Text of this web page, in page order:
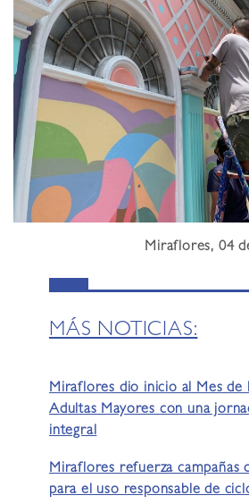
Miraflores, 04
MÁS NOTICIAS:
Miraflores dio inicio al Mes de
Adultas Mayores con una
integral
Miraflores refuerza campañas
para el uso responsable de